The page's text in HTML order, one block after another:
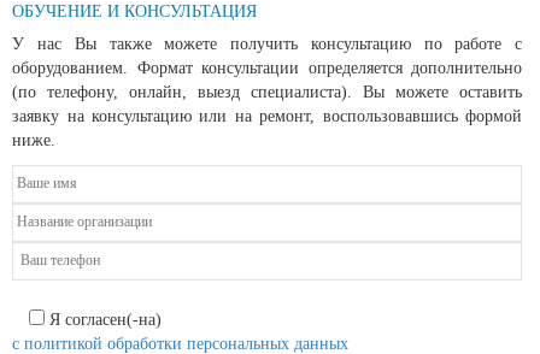
ОБУЧЕНИЕ И КОНСУЛЬТАЦИЯ
У нас Вы также можете получить консультацию по работе с
оборудованием. Формат консультации определяется дополнительно
(по телефону, онлайн, выезд специалиста). Вы можете оставить
заявку на консультацию или на ремонт, воспользовавшись формой
ниже.
Я согласен(-на)
с политикой обработки персональных данных